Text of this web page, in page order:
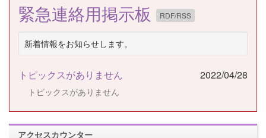
緊急連絡用掲示板 RDF/RSS
新着情報をお知らせします。
トピックスがありません 2022/04/28
トピックスがありません
アクセスカウンター